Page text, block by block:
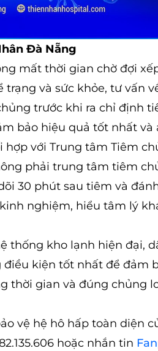
Đà Nẵng
mất thời gian chờ đợi
và sức khỏe, tư vấn
trước khi ra chỉ định
bảo hiệu quả tốt nhất
hợp với Trung tâm Tiêm
phải trung tâm tiêm
30 phút sau tiêm và
nghiệm, hiểu tâm lý
thống kho lạnh hiện đại,
kiện tốt nhất để đảm
thời gian và đúng chủng
vệ hệ hô hấp toàn diện
hoặc nhắn tin